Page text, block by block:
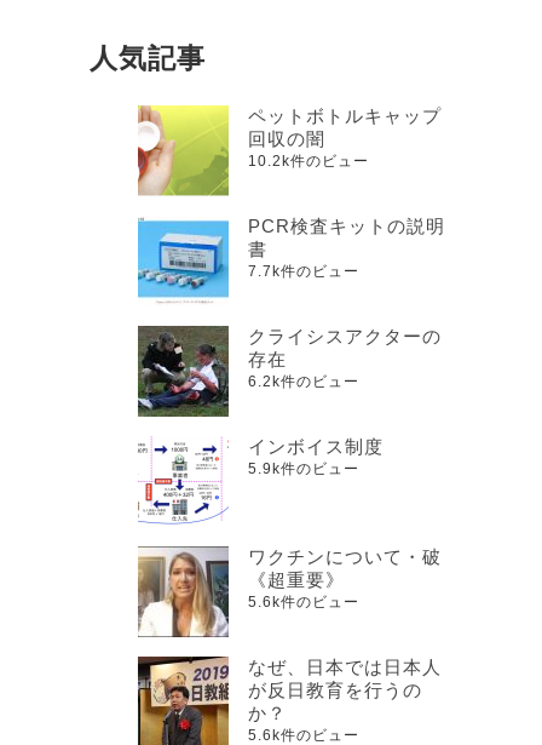
人気記事
ペットボトルキャップ
回収の闇
10.2k件のビュー
PCR検査キットの説明
書
7.7k件のビュー
クライシスアクターの
存在
6.2k件のビュー
インボイス制度
5.9k件のビュー
ワクチンについて・破
《超重要》
5.6k件のビュー
なぜ、日本では日本人
が反日教育を行うの
か？
5.6k件のビュー